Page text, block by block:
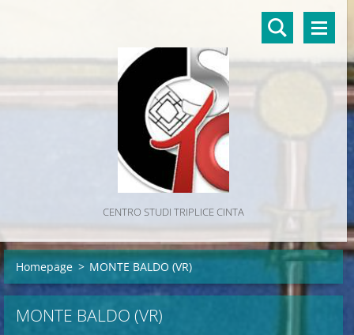
CENTRO STUDI TRIPLICE CINTA
Homepage > MONTE BALDO (VR)
MONTE BALDO (VR)